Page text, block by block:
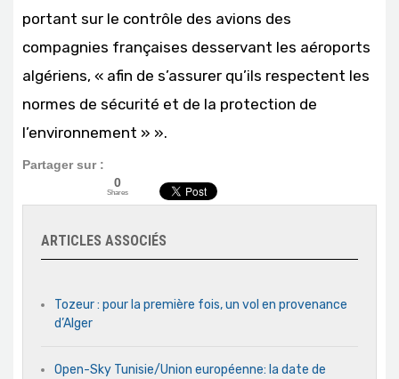
portant sur le contrôle des avions des
compagnies françaises desservant les aéroports
algériens, « afin de s’assurer qu’ils respectent les
normes de sécurité et de la protection de
l’environnement » ».
Partager sur :
0
Shares
ARTICLES ASSOCIÉS
Tozeur : pour la première fois, un vol en provenance
d’Alger
Open-Sky Tunisie/Union européenne: la date de